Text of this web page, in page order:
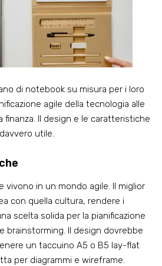
di notebook su misura per i loro
agile della tecnologia alle
finanza. Il design e le caratteristiche
utile.
vivono in un mondo agile. Il miglior
con quella cultura, rendere i
scelta solida per la pianificazione
brainstorming. Il design dovrebbe
un taccuino A5 o B5 lay-flat
per diagrammi e wireframe.